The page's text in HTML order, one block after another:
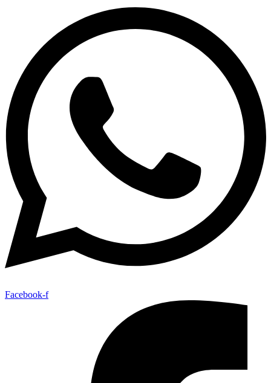
Facebook-f